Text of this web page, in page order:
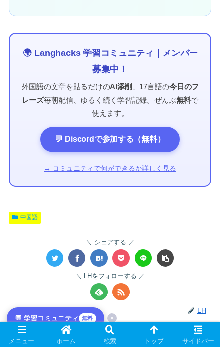
🌍 Langhacks 学習コミュニティ｜メンバー
募集中！
外国語の文章を貼るだけのAI添削 、17言語の今日のフ
レーズ毎朝配信、ゆるく続く学習記録。ぜんぶ無料で
使えます。
💬 Discordで参加する（無料）
→ コミュニティで何ができるか詳しく見る
💬 学習コミュニティ 無料 ×
中国語
シェアする
LHをフォローする
LH
関連記事
メニュー ホーム 検索 トップ サイドバー